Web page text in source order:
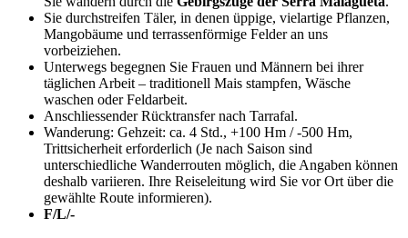
Sie durchstreifen Täler, in denen üppige, vielartige Pflanzen,
Mangobäume und terrassenförmige Felder an uns
vorbeiziehen.
Unterwegs begegnen Sie Frauen und Männern bei ihrer
täglichen Arbeit – traditionell Mais stampfen, Wäsche
waschen oder Feldarbeit.
Anschliessender Rücktransfer nach Tarrafal.
Wanderung: Gehzeit: ca. 4 Std., +100 Hm / -500 Hm,
Trittsicherheit erforderlich (Je nach Saison sind
unterschiedliche Wanderrouten möglich, die Angaben können
deshalb variieren. Ihre Reiseleitung wird Sie vor Ort über die
gewählte Route informieren).
F/L/-